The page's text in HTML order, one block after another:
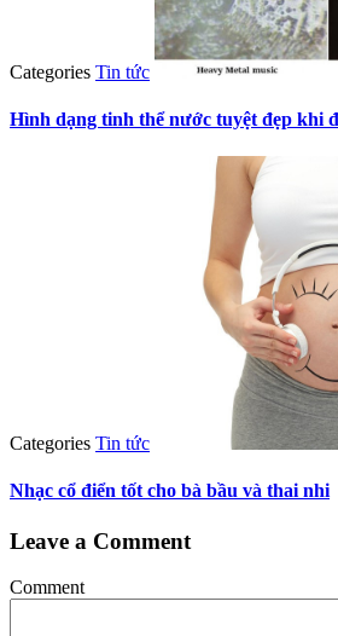
Categories Tin tức
Hình dạng tinh thể nước tuyệt đẹp khi
Categories Tin tức
Nhạc cổ điển tốt cho bà bầu và thai nhi
Leave a Comment
Comment